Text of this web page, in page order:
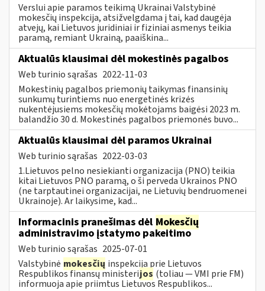
Verslui apie paramos teikimą Ukrainai Valstybinė
mokesčių inspekcija, atsižvelgdama į tai, kad daugėja
atvejų, kai Lietuvos juridiniai ir fiziniai asmenys teikia
paramą, remiant Ukrainą, paaiškina...
Aktualūs klausimai dėl mokestinės pagalbos
Web turinio sąrašas 2022-11-03
Mokestinių pagalbos priemonių taikymas finansinių
sunkumų turintiems nuo energetinės krizės
nukentėjusiems mokesčių mokėtojams baigėsi 2023 m.
balandžio 30 d. Mokestinės pagalbos priemonės buvo...
Aktualūs klausimai dėl paramos Ukrainai
Web turinio sąrašas 2022-03-03
1.Lietuvos pelno nesiekianti organizacija (PNO) teikia
kitai Lietuvos PNO paramą, o ši perveda Ukrainos PNO
(ne tarptautinei organizacijai, ne Lietuvių bendruomenei
Ukrainoje). Ar laikysime, kad...
Informacinis pranešimas dėl Mokesčių
administravimo įstatymo pakeitimo
Web turinio sąrašas 2025-07-01
Valstybinė mokesčių inspekcija prie Lietuvos
Respublikos finansų ministerijos (toliau — VMI prie FM)
informuoja apie priimtus Lietuvos Respublikos...